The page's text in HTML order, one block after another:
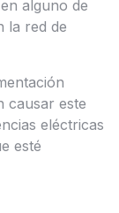
alguno de
la red de
causar este
eléctricas
esté